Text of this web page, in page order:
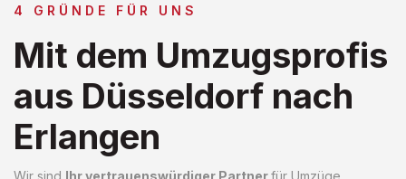
4 GRÜNDE FÜR UNS
Mit dem Umzugsprofis
aus Düsseldorf nach
Erlangen
Wir sind Ihr vertrauenswürdiger Partnerfür Umzüge